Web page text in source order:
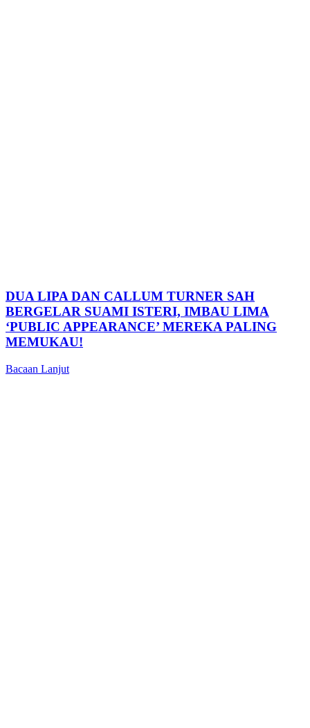
DUA LIPA DAN CALLUM TURNER SAH
BERGELAR SUAMI ISTERI, IMBAU LIMA
‘PUBLIC APPEARANCE’ MEREKA PALING
MEMUKAU!
Bacaan Lanjut